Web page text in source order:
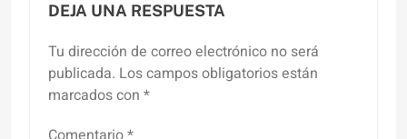
DEJA UNA RESPUESTA
Tu dirección de correo electrónico no será
publicada. Los campos obligatorios están
marcados con *